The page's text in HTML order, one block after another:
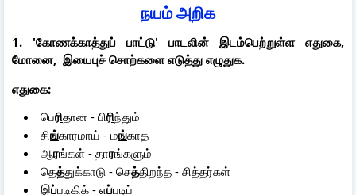
நயம் அறிக
1. 'கோணக்காத்துப் பாட்டு' பாடலின் இடம்பெற்றுள்ள எதுகை,
மோனை, இயைபுச் சொற்களை எடுத்து எழுதுக.
எதுகை:
பெரிதான - பிரிந்தும்
சிங்காரமாய் - மங்காத
ஆரங்கள் - தாரங்களும்
தெத்துக்காடு - செத்திறந்த - சித்தர்கள்
இப்படிகிக் - எப்படிப்